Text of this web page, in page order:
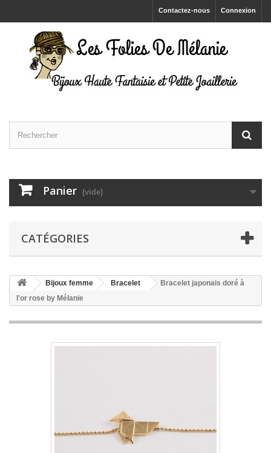
Connexion
Contactez-nous
Panier (vide)
CATÉGORIES
Bijoux femme Bracelet
Bracelet japonais doré à
l'or rose by Mélanie